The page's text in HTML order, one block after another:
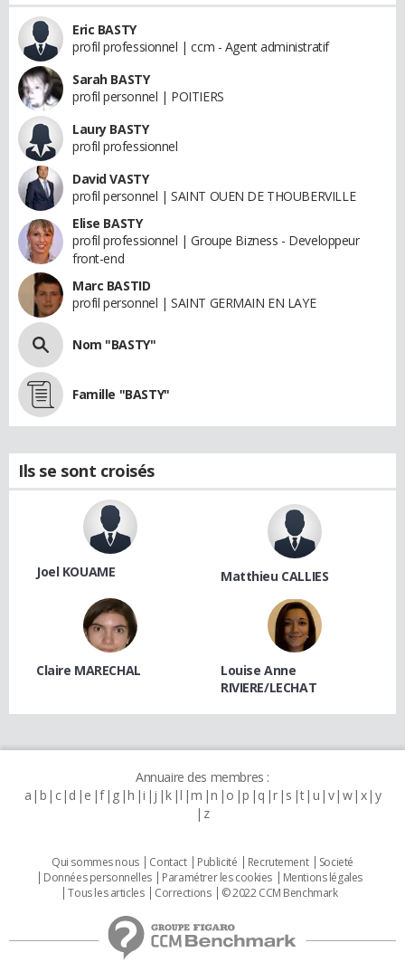
Eric BASTY
profil professionnel | ccm - Agent administratif
Sarah BASTY
profil personnel | POITIERS
Laury BASTY
profil professionnel
David VASTY
profil personnel | SAINT OUEN DE THOUBERVILLE
Elise BASTY
profil professionnel | Groupe Bizness - Developpeur
front-end
Marc BASTID
profil personnel | SAINT GERMAIN EN LAYE
Nom "BASTY"
Famille "BASTY"
Ils se sont croisés
Joel KOUAME Matthieu CALLIES
Claire MARECHAL
Louise Anne
RIVIERE/LECHAT
Annuaire des membres :
a b c d e f g h i j k l m n o p q r s t u v w x y
z
Qui sommes nous Contact Publicité Recrutement
Societé
Données personnelles
Paramétrer les cookies
Mentions légales
Tous les articles
Corrections © 2022 CCM Benchmark